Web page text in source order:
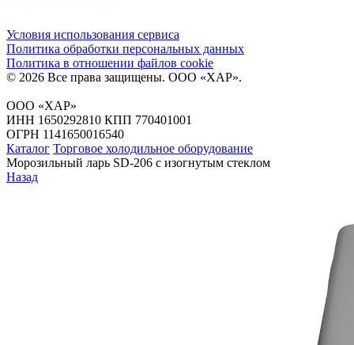
Условия использования сервиса
Политика обработки персональных данных
Политика в отношении файлов сookie
© 2026 Все права защищены. ООО «ХАР».
ООО «ХАР»
ИНН 1650292810 КПП 770401001
ОГРН 1141650016540
Каталог Торговое холодильное оборудование
Морозильный ларь SD-206 с изогнутым стеклом
Назад